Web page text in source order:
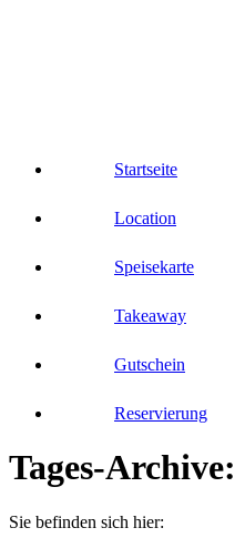
Startseite
Location
Speisekarte
Takeaway
Gutschein
Reservierung
Tages-Archive:
Sie befinden sich hier: